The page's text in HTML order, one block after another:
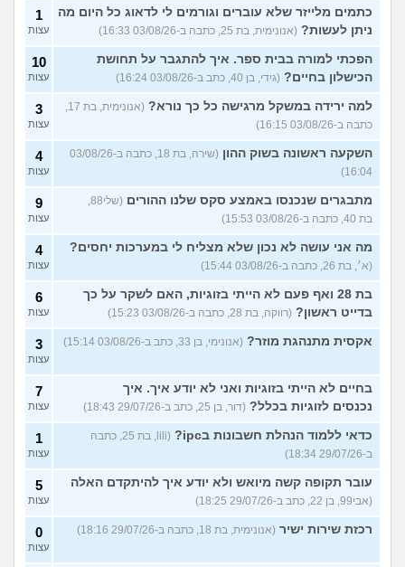
כתמים מלייזר שלא עוברים וגורמים לי לדאוג כל היום מה
ניתן לעשות? (אנונימית, בת 25, כתבה ב-03/08/26 16:33)
1
עצות
הפכתי למורה בבית ספר. איך להתגבר על תחושת
הכישלון בחיים? (גידי, בן 40, כתב ב-03/08/26 16:24)
10
עצות
למה ירידה במשקל מרגישה כל כך נורא?
(אנונימית, בת 17,
כתבה ב-03/08/26 16:15)
3
עצות
השקעה ראשונה בשוק ההון
(שירה, בת 18, כתבה ב-03/08/26
16:04)
4
עצות
מתבגרים שנכנסו באמצע סקס שלנו ההורים
(שלי88,
בת 40, כתבה ב-03/08/26 15:53)
9
עצות
מה אני עושה לא נכון שלא מצליח לי במערכות יחסים?
(א׳, בת 26, כתבה ב-03/08/26 15:44)
4
עצות
בת 28 ואף פעם לא הייתי בזוגיות, האם לשקר על כך
בדייט ראשון? (רווקה, בת 28, כתבה ב-03/08/26 15:23)
6
עצות
אקסית מתנהגת מוזר? (אנונימי, בן 33, כתב ב-03/08/26 15:14) 3
עצות
בחיים לא הייתי בזוגיות ואני לא יודע איך. איך
נכנסים לזוגיות בכלל? (דור, בן 25, כתב ב-29/07/26 18:43)
7
עצות
כדאי ללמוד הנהלת חשבונות בipc?
(lili, בת 25, כתבה
ב-29/07/26 18:34)
1
עצות
עובר תקופה קשה מיואש ולא יודע איך להיתקדם האלה
(אבי99, בן 22, כתב ב-29/07/26 18:25)
5
עצות
רכזת שירות ישיר (אנונימית, בת 18, כתבה ב-29/07/26 18:16) 0
עצות